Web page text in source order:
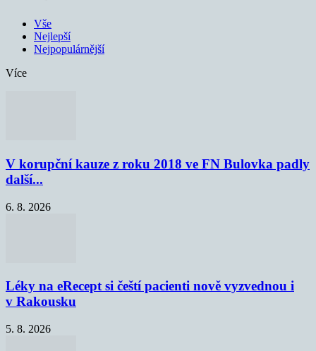
Vše
Nejlepší
Nejpopulárnější
Více
V korupční kauze z roku 2018 ve FN Bulovka padly
další...
6. 8. 2026
Léky na eRecept si čeští pacienti nově vyzvednou i
v Rakousku
5. 8. 2026